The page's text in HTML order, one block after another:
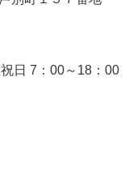
日 7：00～18：00